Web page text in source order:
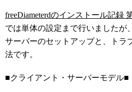
freeDiameterdのインストール記録
では単体の設定まで行いましたが
サーバーのセットアップと、トラ
法です。
■クライアント・サーバーモデル■